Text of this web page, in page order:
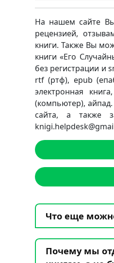
На нашем сайте
рецензией,
книги. Также Вы
книги «Его
без регистрации и
rtf (ртф), epub
электронная
(компьютер),
сайта, а также
Что еще
Почему мы